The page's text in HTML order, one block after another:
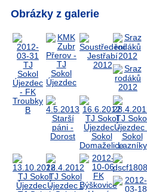
Obrázky z galerie